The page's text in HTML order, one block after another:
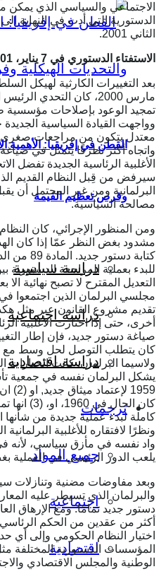
القطن في إفريقيا: الأهمية
وفرص تعظيم القيمة
دراسة سياسية
دراسة اجتماعية
دراسة اقتصادية
ترجمات
جميع المواد
اجتماعية
اقتصادية
الاجتماعي والسياسي الذي يمكن
الدستورية التي أدت في النهاية
الثاني 2001.
الاستفتاء الدستوري في 7 يناير، 2001
بعد التغييرات الكارثية لهيكل
مارس 2000، كان التحدي
تمجيد الوعود بإصلاحات مؤسسية
وواجهت القيادة السياسية
واتجاه أكثر تطرفًا يتمثل في
الأغلبية الرئاسية الجديدة تفضل
سيرفض من قِبل النظام القديم
البرلمانية ومن غير المحتمل أن
مصالحه السياسية.
ومن المنظور الإجرائي، كان
مشدود بغض النظر عمّا إذا كان
كتابة
للبدء بعملية المراجعة الدستورية
التعديل المقترح لا تصبح نهائية الا
مجلسي البرلمان الذين اجتمعوا
تقديم مشروع القانون عبر مثل
أخرى، حتى إذا اختارت الأغلبية
صياغة دستور جديد، فإن إطار
كان يتطلب التوصل لحل وسط مع
يشكل البرلمان نفسه في جمعية
1959
كان الحال
كاملة لبدء عملية جديدة من شأنها
ونظرًا لافتقاره للأغلبية
واد نفسه في مأزق سياسي، لأنه
يلعب الدور الرئيسي في العملية
وبعد مفاوضات مضنية وتنازلات
والبرلمان الذي تسيطر عليه
دستور جديد تمامًا. ومع الإرهاق
أكثر من عقدين من الحكم
اختيار النظام الحكومي وإلى أي
المؤسسات الدستورية المختلفة
الوطنية والمجلس الاقتصادي